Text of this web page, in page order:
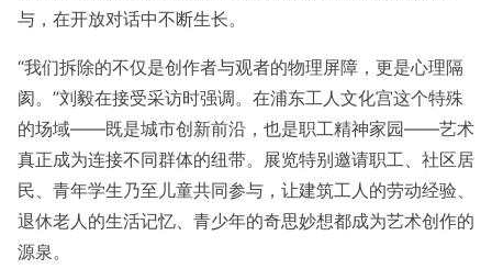
与，在开放对话中不断生长。
“我们拆除的不仅是创作者与观者的物理屏障，更是心理隔
阂。”刘毅在接受采访时强调。在浦东工人文化宫这个特殊
的场域——既是城市创新前沿，也是职工精神家园——艺术
真正成为连接不同群体的纽带。展览特别邀请职工、社区居
民、青年学生乃至儿童共同参与，让建筑工人的劳动经验、
退休老人的生活记忆、青少年的奇思妙想都成为艺术创作的
源泉。